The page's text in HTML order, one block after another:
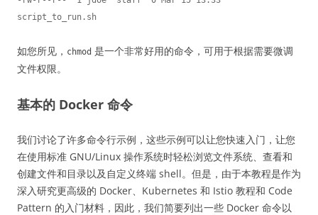
如您所见， chmod 是一个非常好用的命令，可用于根据需要微调
文件权限。
基本的 Docker 命令
我们讨论了许多命令行示例，这些示例可以让您快速入门，让您
在使用标准 GNU/Linux 操作系统时轻松浏览文件系统、查看和
创建文件和目录以及自定义终端 shell。但是，由于本教程是作为
深入研究更高级的 Docker、Kubernetes 和 Istio 教程和 Code
Pattern 的入门材料，因此，我们简要列出一些 Docker 命令以